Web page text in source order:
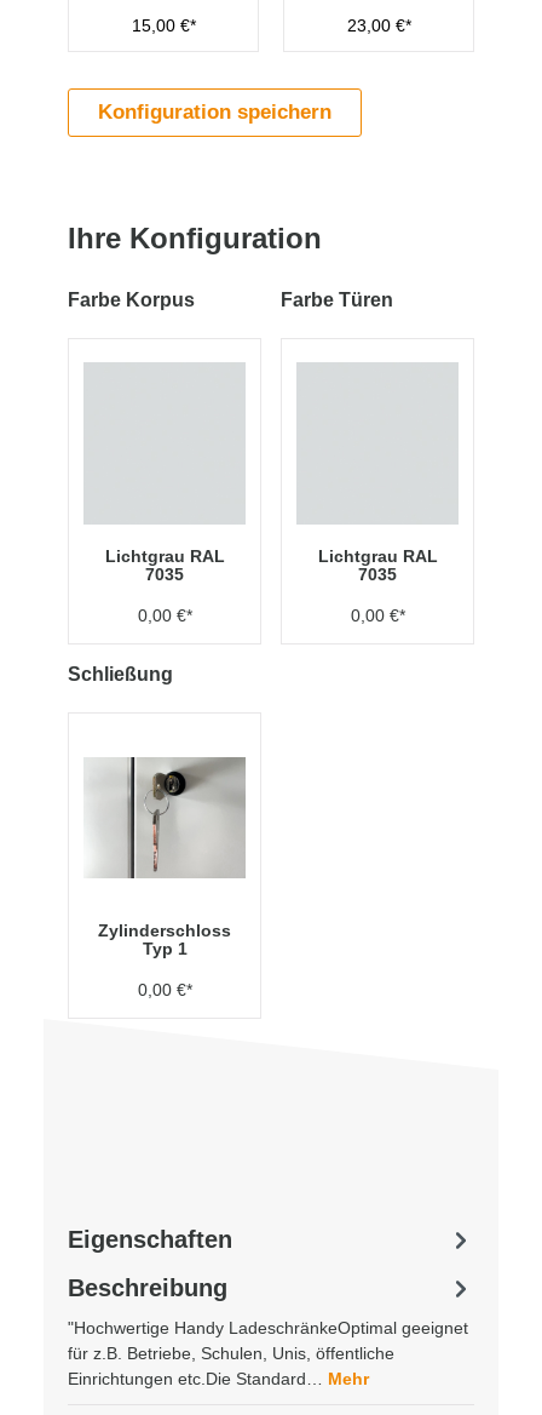
15,00 €*
23,00 €*
Konfiguration speichern
Ihre Konfiguration
Farbe Korpus
Lichtgrau RAL
7035
0,00 €*
Farbe Türen
Lichtgrau RAL
7035
0,00 €*
Schließung
Zylinderschloss
Typ 1
0,00 €*
Beschreibung
"Hochwertige Handy LadeschränkeOptimal geeignet
für z.B. Betriebe, Schulen, Unis, öffentliche
Einrichtungen etc.Die Standard… Mehr
Eigenschaften